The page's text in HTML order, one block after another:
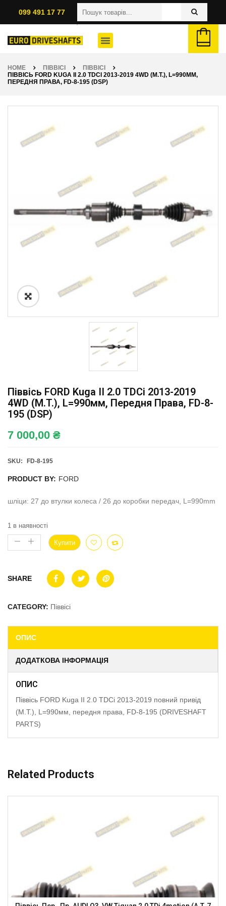
099 491 17 77
HOME ПІВВІСІ
ПІВВІСІ
ПІВВІСЬ FORD KUGA II 2.0 TDCI 2013-2019 4WD (M.T.), L=990ММ,
ПЕРЕДНЯ ПРАВА, FD-8-195 (DSP)
Піввісь FORD Kuga II 2.0 TDCi 2013-2019
4WD (M.T.), L=990мм, Передня Права, FD-8-
195 (DSP)
7 000,00 ₴
SKU: FD-8-195
PRODUCT BY: FORD
шліци: 27 до втулки колеса / 26 до коробки передач, L=990mm
1 в наявності
Купити
SHARE
CATEGORY: Піввісі
ОПИС
ДОДАТКОВА ІНФОРМАЦІЯ
ОПИС
Піввісь FORD Kuga II 2.0 TDCi 2013-2019 повний привід
(M.T.), L=990мм, передня права, FD-8-195 (DRIVESHAFT
PARTS)
Related Products